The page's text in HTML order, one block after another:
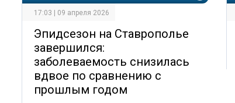
17:03 | 09 апреля 2026
Эпидсезон на Ставрополье
завершился:
заболеваемость снизилась
вдвое по сравнению с
прошлым годом